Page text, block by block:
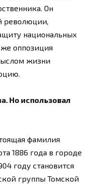
Он
революции,
национальных
же оппозиция
жизни
Но использовал
фамилия
1886 года в городе
году становится
группы Томской